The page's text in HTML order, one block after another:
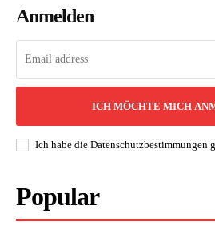
Anmelden
ICH MÖCHTE MICH
Ich habe die Datenschutzbestimmungen
Popular